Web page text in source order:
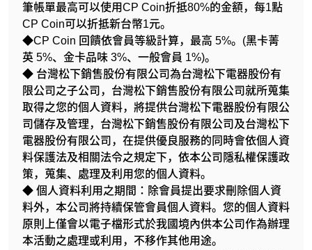
筆帳單最高可以使用CP Coin折抵80%的金額，每1點
CP Coin可以折抵新台幣1元。
◆CP Coin 回饋依會員等級計算，最高 5%。(黑卡菁
英 5%、金卡品味 3%、一般會員 1%)。
◆ 台灣松下銷售股份有限公司為台灣松下電器股份有
限公司之子公司，台灣松下銷售股份有限公司就所蒐集
取得之您的個人資料，將提供台灣松下電器股份有限公
司儲存及管理，台灣松下銷售股份有限公司及台灣松下
電器股份有限公司，在提供優良服務的同時會依個人資
料保護法及相關法令之規定下，依本公司隱私權保護政
策，蒐集、處理及利用您的個人資料。
◆ 個人資料利用之期間：除會員提出要求刪除個人資
料外，本公司將持續保管會員個人資料。您的個人資料
原則上僅會以電子檔形式於我國境內供本公司作為辦理
本活動之處理或利用，不移作其他用途。